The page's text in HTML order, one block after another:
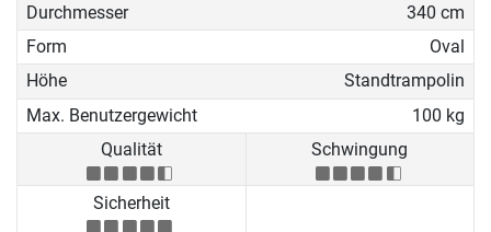
Durchmesser
340 cm
Form
Oval
Höhe
Standtrampolin
Max. Benutzergewicht
100 kg
Qualität
Schwingung
Sicherheit